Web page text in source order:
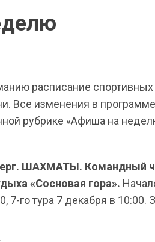
расписание
Все изменения в
рубрике «Афиша на
ШАХМАТЫ. Командный
«Сосновая гора».
7-го тура 7 декабря в